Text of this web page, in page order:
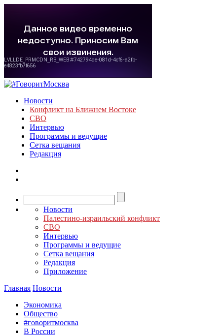
Новости
Конфликт на Ближнем Востоке
СВО
Интервью
Программы и ведущие
Сетка вещания
Редакция
Новости
Палестино-израильский конфликт
СВО
Интервью
Программы и ведущие
Сетка вещания
Редакция
Приложение
Главная Новости
Экономика
Общество
#говоритмосква
В России